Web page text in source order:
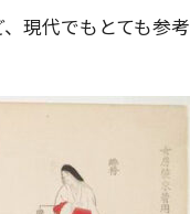
現代でもとても参考